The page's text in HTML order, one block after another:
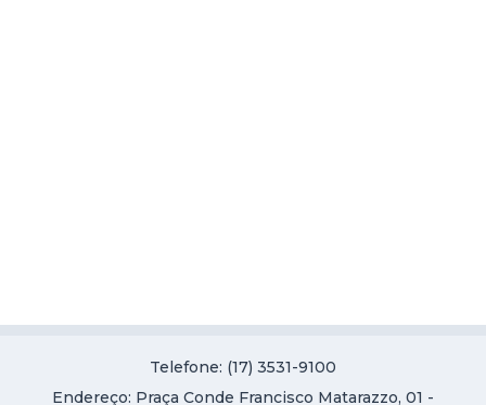
Telefone: (17) 3531-9100
Endereço: Praça Conde Francisco Matarazzo, 01 -